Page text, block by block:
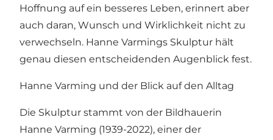
Hoffnung auf ein besseres Leben, erinnert aber
auch daran, Wunsch und Wirklichkeit nicht zu
verwechseln. Hanne Varmings Skulptur hält
genau diesen entscheidenden Augenblick fest.
Hanne Varming und der Blick auf den Alltag
Die Skulptur stammt von der Bildhauerin
Hanne Varming (1939-2022), einer der